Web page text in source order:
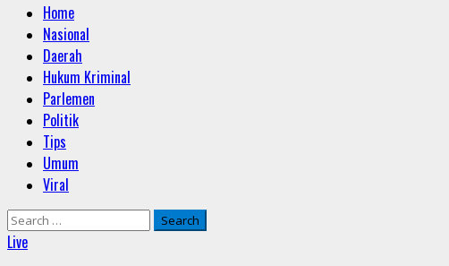
Primary
Menu
Home
Nasional
Daerah
Hukum Kriminal
Parlemen
Politik
Tips
Umum
Viral
Search
for:
Live